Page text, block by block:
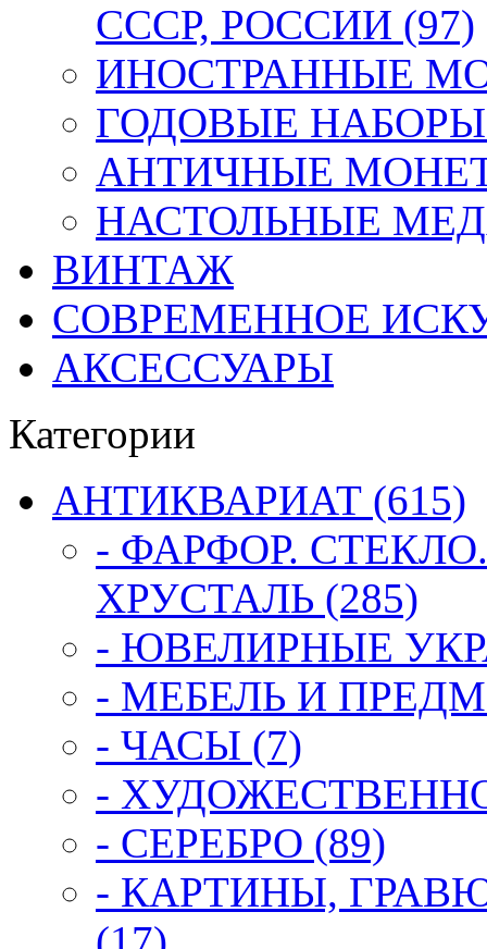
СССР, РОССИИ (97)
ИНОСТРАННЫЕ
ГОДОВЫЕ НАБОРЫ
АНТИЧНЫЕ
НАСТОЛЬНЫЕ
ВИНТАЖ
СОВРЕМЕННОЕ
АКСЕССУАРЫ
Категории
АНТИКВАРИАТ (615)
- ФАРФОР.
ХРУСТАЛЬ (285)
- ЮВЕЛИРНЫЕ
- МЕБЕЛЬ И
- ЧАСЫ (7)
-
- СЕРЕБРО (89)
- КАРТИНЫ,